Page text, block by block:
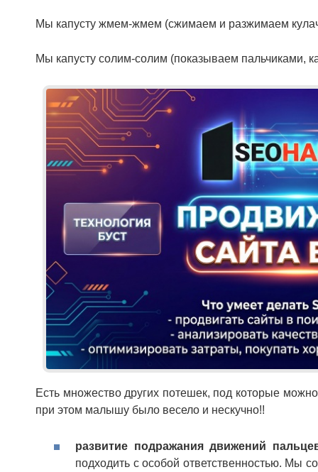
Мы капусту жмем-жмем (сжимаем и разжимаем
Мы капусту солим-солим (показываем пальчиками,
Есть множество других потешек, под которые
при этом малышу было весело и нескучно!!
развитие подражания движений
подходить с особой ответственностью. Мы